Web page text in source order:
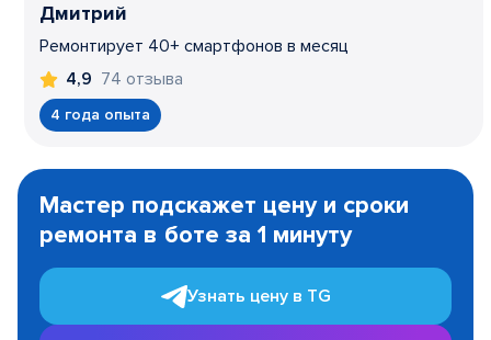
Дмитрий
Ремонтирует 40+ смартфонов в месяц
4,9 74 отзыва
4 года опыта
1
Мастер подскажет цену и сроки
ремонта в боте за 1 минуту
Узнать цену в TG